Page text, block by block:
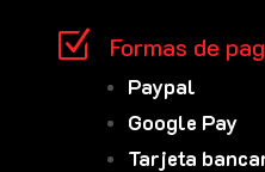
Z Formas de
Paypal
Google Pay
Tarjeta